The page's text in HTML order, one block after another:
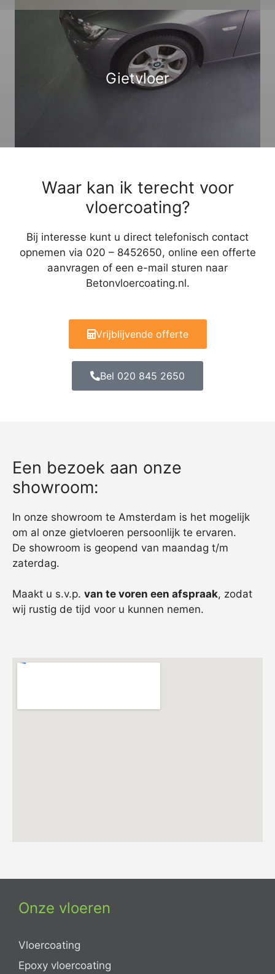
Gietvloer
Waar kan ik terecht voor
vloercoating?
Bij interesse kunt u direct telefonisch contact
opnemen via 020 – 8452650, online een offerte
aanvragen of een e-mail sturen naar
Betonvloercoating.nl.
Vrijblijvende offerte
Bel 020 845 2650
Een bezoek aan onze
showroom:
In onze showroom te Amsterdam is het mogelijk
om al onze gietvloeren persoonlijk te ervaren.
De showroom is geopend van maandag t/m
zaterdag.
Maakt u s.v.p. van te voren een afspraak, zodat
wij rustig de tijd voor u kunnen nemen.
Onze vloeren
Vloercoating
Epoxy vloercoating